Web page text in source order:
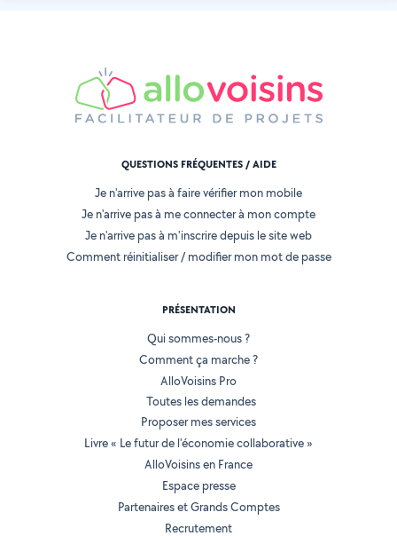
QUESTIONS FRÉQUENTES / AIDE
Je n'arrive pas à faire vérifier mon mobile
Je n'arrive pas à me connecter à mon compte
Je n'arrive pas à m'inscrire depuis le site web
Comment réinitialiser / modifier mon mot de passe
PRÉSENTATION
Qui sommes-nous ?
Comment ça marche ?
AlloVoisins Pro
Toutes les demandes
Proposer mes services
Livre « Le futur de l'économie collaborative »
AlloVoisins en France
Espace presse
Partenaires et Grands Comptes
Recrutement